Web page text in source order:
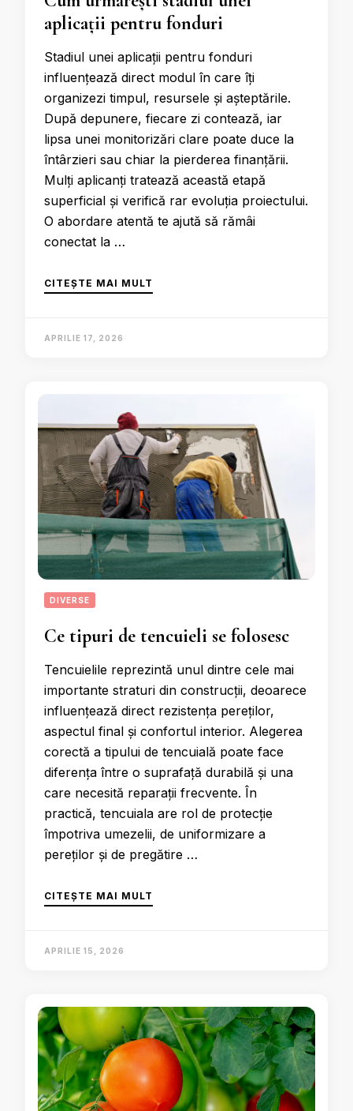
aplicații pentru fonduri
Stadiul unei aplicații pentru fonduri
influențează direct modul în care îți
organizezi timpul, resursele și așteptările.
După depunere, fiecare zi contează, iar
lipsa unei monitorizări clare poate duce la
întârzieri sau chiar la pierderea finanțării.
Mulți aplicanți tratează această etapă
superficial și verifică rar evoluția proiectului.
O abordare atentă te ajută să rămâi
conectat la …
CITEȘTE MAI MULT
APRILIE 17, 2026
DIVERSE
Ce tipuri de tencuieli se folosesc
Tencuielile reprezintă unul dintre cele mai
importante straturi din construcții, deoarece
influențează direct rezistența pereților,
aspectul final și confortul interior. Alegerea
corectă a tipului de tencuială poate face
diferența între o suprafață durabilă și una
care necesită reparații frecvente. În
practică, tencuiala are rol de protecție
împotriva umezelii, de uniformizare a
pereților și de pregătire …
CITEȘTE MAI MULT
APRILIE 15, 2026